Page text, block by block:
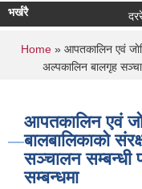
भर्खरै
You are
Home » आपतकालिन एवं
अल्पकालिन बालगृह
आपतकालिन एवं
बालबालिकाकाे
सञ्चालन सम्बन्धी
सम्बन्धमा